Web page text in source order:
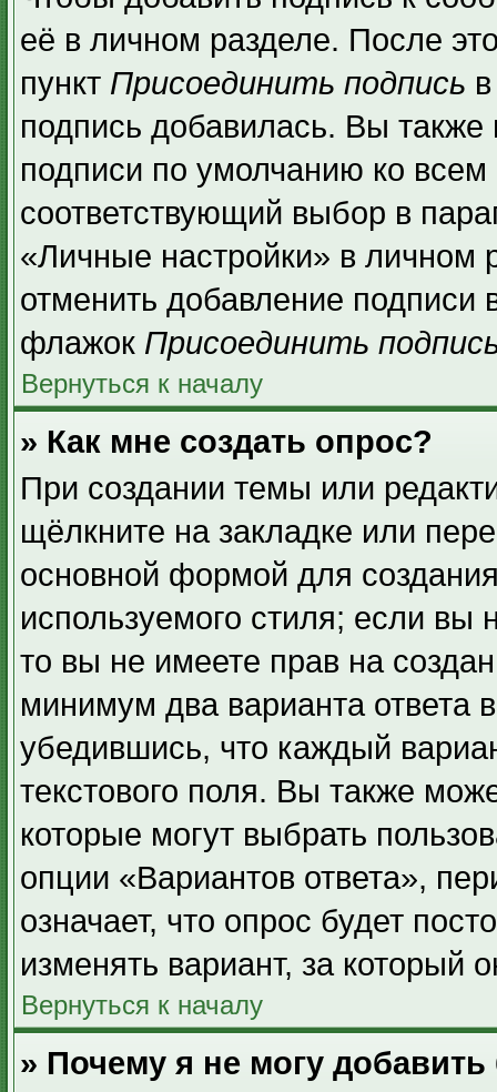
её в личном разделе. После
пункт Присоединить подпись
подпись добавилась. Вы
подписи по умолчанию ко
соответствующий выбор в
«Личные настройки» в личном
отменить добавление
флажок Присоединить
Вернуться к началу
» Как мне создать опрос?
При создании темы или
щёлкните на закладке или
основной формой для
используемого стиля; если
то вы не имеете прав на
минимум два варианта ответа
убедившись, что каждый
текстового поля. Вы также
которые могут выбрать
опции «Вариантов ответа»,
означает, что опрос будет
изменять вариант, за который
Вернуться к началу
» Почему я не могу